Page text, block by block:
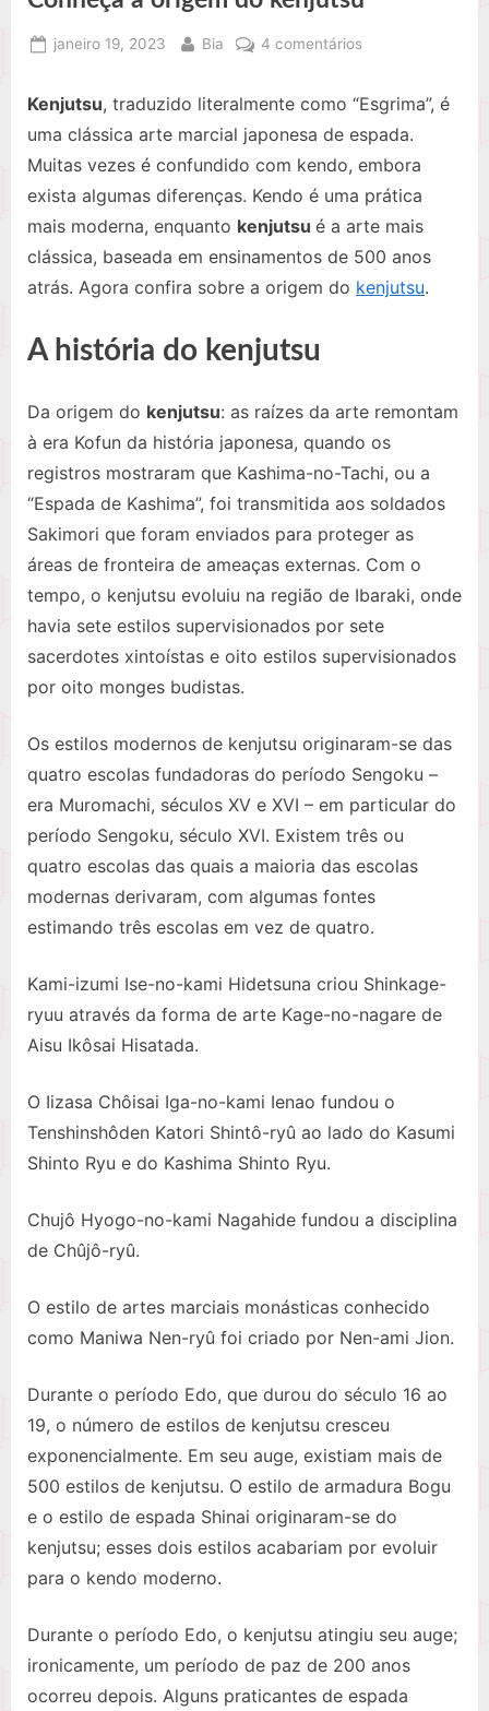
Posted
janeiro 19, 2023 By
Bia 4 comentáriosem
origem
do
kenjutsu
Kenjutsu, traduzido literalmente como “Esgrima”, é
uma clássica arte marcial japonesa de espada.
Muitas vezes é confundido com kendo, embora
exista algumas diferenças. Kendo é uma prática
mais moderna, enquanto kenjutsu é a arte mais
clássica, baseada em ensinamentos de 500 anos
atrás. Agora confira sobre a origem do kenjutsu.
A história do kenjutsu
Da origem do kenjutsu: as raízes da arte remontam
à era Kofun da história japonesa, quando os
registros mostraram que Kashima-no-Tachi, ou a
“Espada de Kashima”, foi transmitida aos soldados
Sakimori que foram enviados para proteger as
áreas de fronteira de ameaças externas. Com o
tempo, o kenjutsu evoluiu na região de Ibaraki, onde
havia sete estilos supervisionados por sete
sacerdotes xintoístas e oito estilos supervisionados
por oito monges budistas.
Os estilos modernos de kenjutsu originaram-se das
quatro escolas fundadoras do período Sengoku –
era Muromachi, séculos XV e XVI – em particular do
período Sengoku, século XVI. Existem três ou
quatro escolas das quais a maioria das escolas
modernas derivaram, com algumas fontes
estimando três escolas em vez de quatro.
Kami-izumi Ise-no-kami Hidetsuna criou Shinkage-
ryuu através da forma de arte Kage-no-nagare de
Aisu Ikôsai Hisatada.
O Iizasa Chôisai Iga-no-kami Ienao fundou o
Tenshinshôden Katori Shintô-ryû ao lado do Kasumi
Shinto Ryu e do Kashima Shinto Ryu.
Chujô Hyogo-no-kami Nagahide fundou a disciplina
de Chûjô-ryû.
O estilo de artes marciais monásticas conhecido
como Maniwa Nen-ryû foi criado por Nen-ami Jion.
Durante o período Edo, que durou do século 16 ao
19, o número de estilos de kenjutsu cresceu
exponencialmente. Em seu auge, existiam mais de
500 estilos de kenjutsu. O estilo de armadura Bogu
e o estilo de espada Shinai originaram-se do
kenjutsu; esses dois estilos acabariam por evoluir
para o kendo moderno.
Durante o período Edo, o kenjutsu atingiu seu auge;
ironicamente, um período de paz de 200 anos
ocorreu depois. Alguns praticantes de espada